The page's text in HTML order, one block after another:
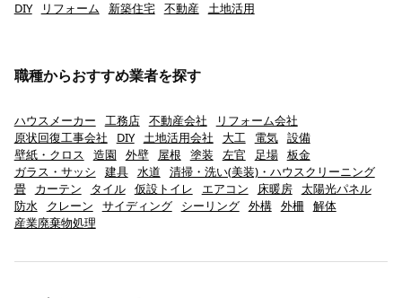
DIY リフォーム 新築住宅 不動産 土地活用
職種からおすすめ業者を探す
ハウスメーカー 工務店 不動産会社
リフォーム会社
原状回復工事会社
DIY 土地活用会社 大工 電気 設備
壁紙・クロス
造園 外壁 屋根 塗装 左官 足場 板金
ガラス・サッシ
建具 水道
清掃・洗い(美装)・ハウスクリーニング
畳
カーテン タイル 仮設トイレ エアコン 床暖房 太陽光パネル
防水
クレーン サイディング シーリング 外構 外柵
解体
産業廃棄物処理